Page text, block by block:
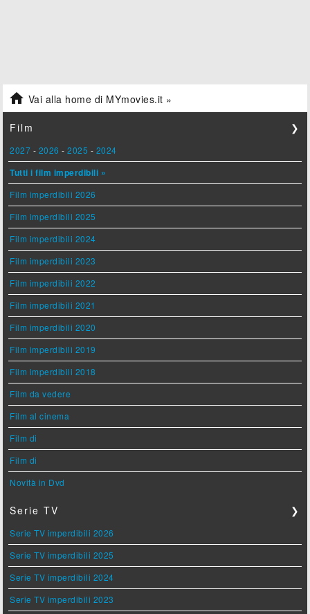
 Vai alla home di MYmovies.it »
Film ❯
2027 - 2026 -2025 - 2024
Tutti i film imperdibili »
Film imperdibili 2026
Film imperdibili 2025
Film imperdibili 2024
Film imperdibili 2023
Film imperdibili 2022
Film imperdibili 2021
Film imperdibili 2020
Film imperdibili 2019
Film imperdibili 2018
Film da vedere
Film al cinema
Film di
Film di
Novità in Dvd
Serie TV ❯
Serie TV imperdibili 2026
Serie TV imperdibili 2025
Serie TV imperdibili 2024
Serie TV imperdibili 2023